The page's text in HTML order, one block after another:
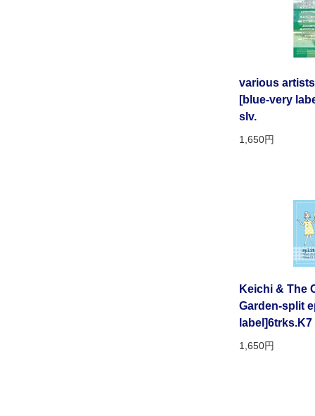
various
[blue-very
slv.
1,650円
Keichi & The
Garden-split
label]6trks.K7
1,650円